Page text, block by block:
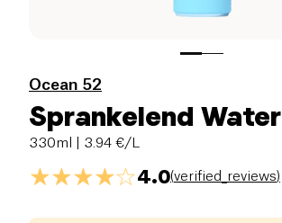
Ocean 52
Sprankelend Water
330ml | 3.94 €/L
4.0(verified_reviews)